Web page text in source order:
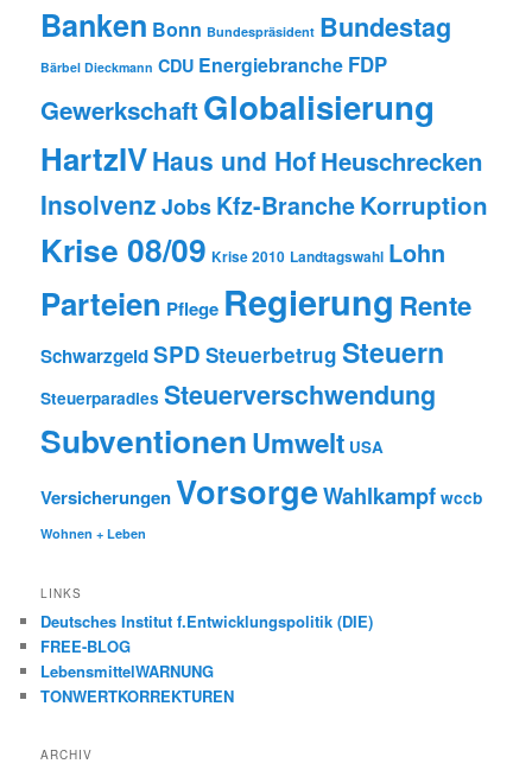
Banken Bonn Bundespräsident Bundestag
Bärbel Dieckmann CDU Energiebranche FDP
GewerkschaftGlobalisierung
HartzIVHaus und HofHeuschrecken
Insolvenz Jobs Kfz-BrancheKorruption
Krise 08/09 Krise 2010 Landtagswahl Lohn
Parteien Pflege Regierung Rente
SchwarzgeldSPD Steuerbetrug Steuern
Steuerparadies Steuerverschwendung
SubventionenUmwelt USA
VersicherungenVorsorgeWahlkampf wccb
Wohnen + Leben
LINKS
Deutsches Institut f.Entwicklungspolitik (DIE)
FREE-BLOG
LebensmittelWARNUNG
TONWERTKORREKTUREN
ARCHIV